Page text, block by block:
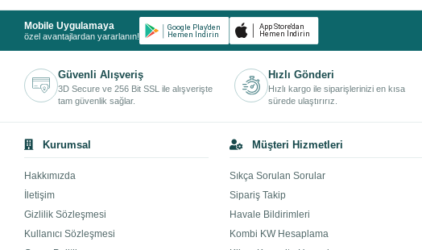
Mobile Uygulamaya
özel avantajlardan yararlanın!
Güvenli Alışveriş
3D Secure ve 256 Bit SSL ile alışverişte
tam güvenlik sağlar.
Hızlı Gönderi
Hızlı kargo ile siparişlerinizi en kısa
sürede ulaştırırız.
Kurumsal
Hakkımızda
İletişim
Gizlilik Sözleşmesi
Kullanıcı Sözleşmesi
Müşteri Hizmetleri
Sıkça Sorulan Sorular
Sipariş Takip
Havale Bildirimleri
Kombi KW Hesaplama